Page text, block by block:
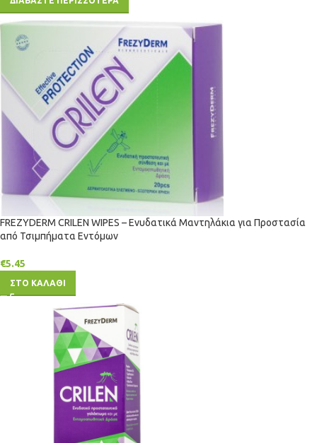
FREZYDERM CRILEN WIPES – Ενυδατικά Μαντηλάκια για Προστασία
από Τσιμπήματα Εντόμων
€5.45
ΣΤΟ ΚΑΛΑΘΙ